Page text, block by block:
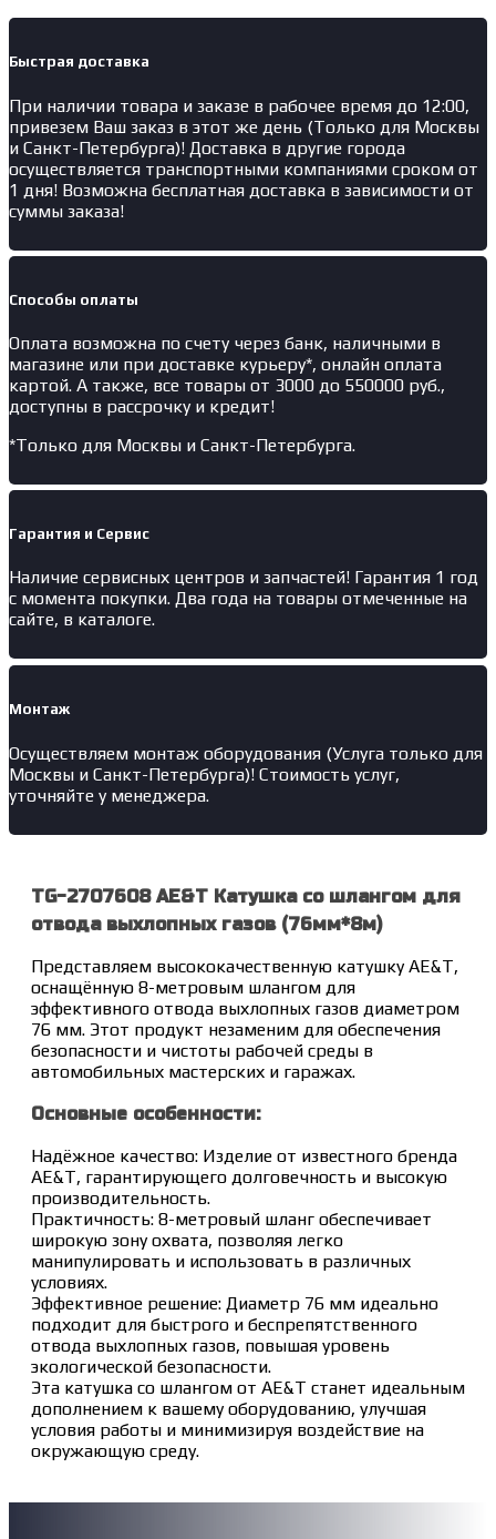
Быстрая доставка
При наличии товара и заказе в рабочее время до 12:00,
привезем Ваш заказ в этот же день (Только для Москвы
и Санкт-Петербурга)! Доставка в другие города
осуществляется транспортными компаниями сроком от
1 дня! Возможна бесплатная доставка в зависимости от
суммы заказа!
Способы оплаты
Оплата возможна по счету через банк, наличными в
магазине или при доставке курьеру*, онлайн оплата
картой. А также, все товары от 3000 до 550000 руб.,
доступны в рассрочку и кредит!
*Только для Москвы и Санкт-Петербурга.
Гарантия и Сервис
Наличие сервисных центров и запчастей! Гарантия 1 год
с момента покупки. Два года на товары отмеченные на
сайте, в каталоге.
Монтаж
Осуществляем монтаж оборудования (Услуга только для
Москвы и Санкт-Петербурга)! Стоимость услуг,
уточняйте у менеджера.
TG-2707608 AE&T Катушка со шлангом для
отвода выхлопных газов (76мм*8м)
Представляем высококачественную катушку AE&T,
оснащённую 8-метровым шлангом для
эффективного отвода выхлопных газов диаметром
76 мм. Этот продукт незаменим для обеспечения
безопасности и чистоты рабочей среды в
автомобильных мастерских и гаражах.
Основные особенности:
Надёжное качество: Изделие от известного бренда
AE&T, гарантирующего долговечность и высокую
производительность.
Практичность: 8-метровый шланг обеспечивает
широкую зону охвата, позволяя легко
манипулировать и использовать в различных
условиях.
Эффективное решение: Диаметр 76 мм идеально
подходит для быстрого и беспрепятственного
отвода выхлопных газов, повышая уровень
экологической безопасности.
Эта катушка со шлангом от AE&T станет идеальным
дополнением к вашему оборудованию, улучшая
условия работы и минимизируя воздействие на
окружающую среду.